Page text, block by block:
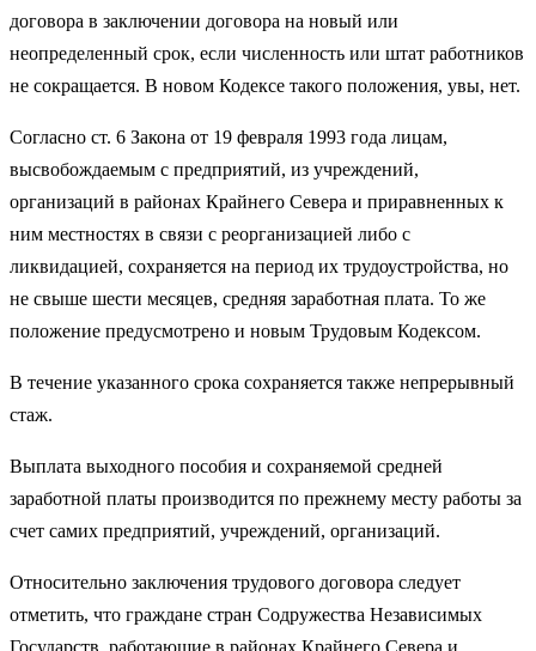
договора в заключении договора на новый или
неопределенный срок, если численность или штат работников
не сокращается. В новом Кодексе такого положения, увы, нет.
Согласно ст. 6 Закона от 19 февраля 1993 года лицам,
высвобождаемым с предприятий, из учреждений,
организаций в районах Крайнего Севера и приравненных к
ним местностях в связи с реорганизацией либо с
ликвидацией, сохраняется на период их трудоустройства, но
не свыше шести месяцев, средняя заработная плата. То же
положение предусмотрено и новым Трудовым Кодексом.
В течение указанного срока сохраняется также непрерывный
стаж.
Выплата выходного пособия и сохраняемой средней
заработной платы производится по прежнему месту работы за
счет самих предприятий, учреждений, организаций.
Относительно заключения трудового договора следует
отметить, что граждане стран Содружества Независимых
Государств, работающие в районах Крайнего Севера и